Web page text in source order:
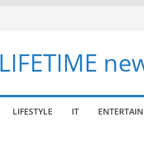
LIFETIME
LIFESTYLE IT